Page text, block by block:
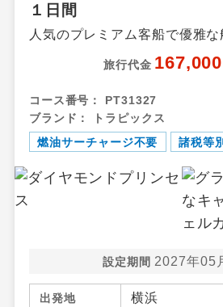
１日間
人気のプレミアム客船で優雅な
旅行代金
コース番号：
PT31327
ブランド：
トラピックス
燃油サーチャージ不要
諸税等
設定期間 2027年05
出発地 横浜